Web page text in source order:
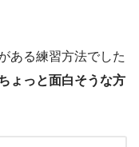
ある練習方法でした
ょっと面白そうな方